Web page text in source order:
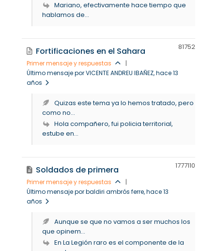
Mariano, efectivamente hace tiempo que
hablamos de...
Fortificaciones en el Sahara
Primer mensaje y respuestas
|
Último mensaje por VICENTE ANDREU IBAÑEZ, hace 13
años
81752
Quizas este tema ya lo hemos tratado, pero
como no...
Hola compañero, fui policia territorial,
estube en...
Soldados de primera
Primer mensaje y respuestas
|
Último mensaje por baldiri ambrós ferre, hace 13
años
1777110
Aunque se que no vamos a ser muchos los
que opinem...
En La Legión raro es el componente de la